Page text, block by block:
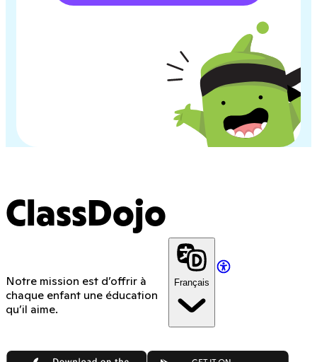
ClassDojo
Notre mission est d’offrir à
chaque enfant une éducation
qu’il aime.
Français
App Store Google Play